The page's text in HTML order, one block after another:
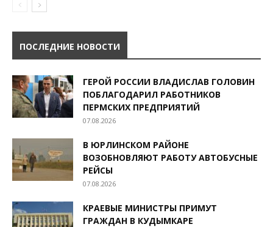
ПОСЛЕДНИЕ НОВОСТИ
ГЕРОЙ РОССИИ ВЛАДИСЛАВ ГОЛОВИН
ПОБЛАГОДАРИЛ РАБОТНИКОВ
ПЕРМСКИХ ПРЕДПРИЯТИЙ
07.08.2026
В ЮРЛИНСКОМ РАЙОНЕ
ВОЗОБНОВЛЯЮТ РАБОТУ АВТОБУСНЫЕ
РЕЙСЫ
07.08.2026
КРАЕВЫЕ МИНИСТРЫ ПРИМУТ
ГРАЖДАН В КУДЫМКАРЕ